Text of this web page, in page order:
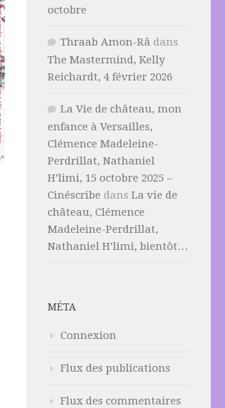
octobre
Thraab Amon-Râ dans
The Mastermind, Kelly
Reichardt, 4 février 2026
La Vie de château, mon
enfance à Versailles,
Clémence Madeleine-
Perdrillat, Nathaniel
H’limi, 15 octobre 2025 –
Cinéscribe dans La vie de
château, Clémence
Madeleine-Perdrillat,
Nathaniel H’limi, bientôt…
MÉTA
Connexion
Flux des publications
Flux des commentaires